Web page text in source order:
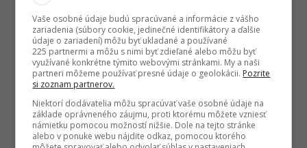
Vaše osobné údaje budú spracúvané a informácie z vášho
zariadenia (súbory cookie, jedinečné identifikátory a ďalšie
údaje o zariadení) môžu byť ukladané a používané
225 partnermi a môžu s nimi byť zdieľané alebo môžu byť
využívané konkrétne týmito webovými stránkami. My a naši
partneri môžeme používať presné údaje o geolokácii. Pozrite
si zoznam partnerov.
Niektorí dodávatelia môžu spracúvať vaše osobné údaje na
základe oprávneného záujmu, proti ktorému môžete vzniesť
námietku pomocou možností nižšie. Dole na tejto stránke
alebo v ponuke webu nájdite odkaz, pomocou ktorého